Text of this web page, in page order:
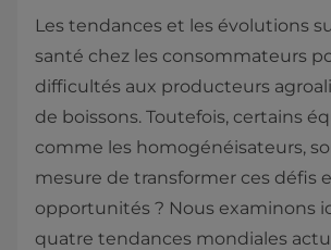
Les tendances et les évolutions
santé chez les consommateurs
difficultés aux producteurs
de boissons. Toutefois, certains
comme les homogénéisateurs,
mesure de transformer ces défis
opportunités ? Nous examinons
quatre tendances mondiales